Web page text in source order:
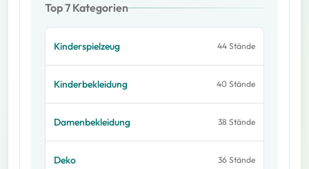
Top 7 Kategorien
Kinderspielzeug 44 Stände
Kinderbekleidung 40 Stände
Damenbekleidung 38 Stände
Deko 36 Stände